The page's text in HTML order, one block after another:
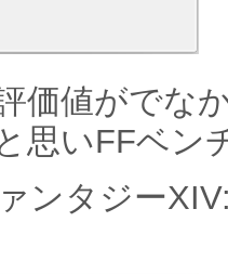
価値がでな
思いFFベン
ンタジー